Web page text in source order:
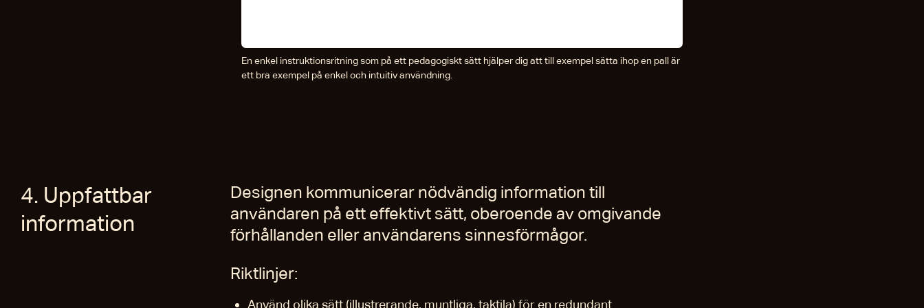
En enkel instruktionsritning som på ett pedagogiskt sätt hjälper dig att till exempel sätta ihop en pall är
ett bra exempel på enkel och intuitiv användning.
4. Uppfattbar
information
Designen kommunicerar nödvändig information till
användaren på ett effektivt sätt, oberoende av omgivande
förhållanden eller användarens sinnesförmågor.
Riktlinjer:
Använd olika sätt (illustrerande, muntliga, taktila) för en redundant